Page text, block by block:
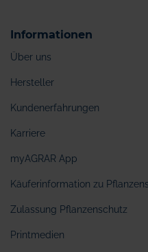
Informationen
Über uns
Hersteller
Kundenerfahrungen
Karriere
myAGRAR App
Käuferinformation zu
Zulassung Pflanzenschutz
Printmedien